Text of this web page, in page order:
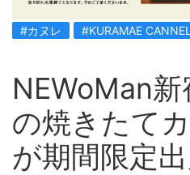
#カヌレ #KURAMAE
NEWoMan
の焼きたて
が期間限定出